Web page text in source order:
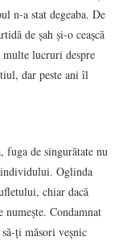
n-a stat degeaba. De
de şah şi-o ceaşcă
multe lucruri despre
dar peste ani îl
de singurătate nu
individului. Oglinda
chiar dacă
numeşte. Condamnat
ţi măsori veşnic